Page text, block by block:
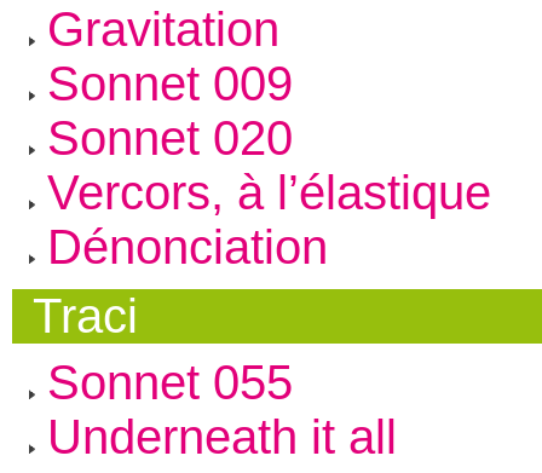
Gravitation
Sonnet 009
Sonnet 020
Vercors, à l’élastique
Dénonciation
Traci
Sonnet 055
Underneath it all